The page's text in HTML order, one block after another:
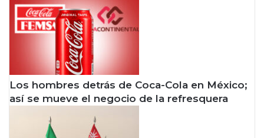
Los hombres detrás de Coca-Cola en México;
así se mueve el negocio de la refresquera